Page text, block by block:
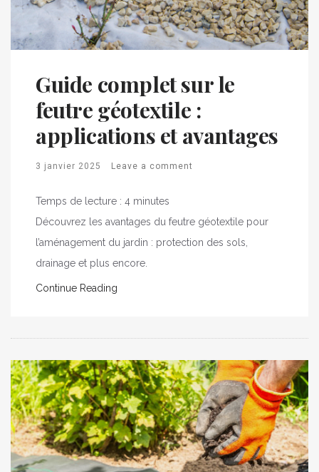
Guide complet sur le
feutre géotextile :
applications et avantages
3 janvier 2025 Leave a comment
Temps de lecture : 4 minutes
Découvrez les avantages du feutre géotextile pour
l’aménagement du jardin : protection des sols,
drainage et plus encore.
Continue Reading